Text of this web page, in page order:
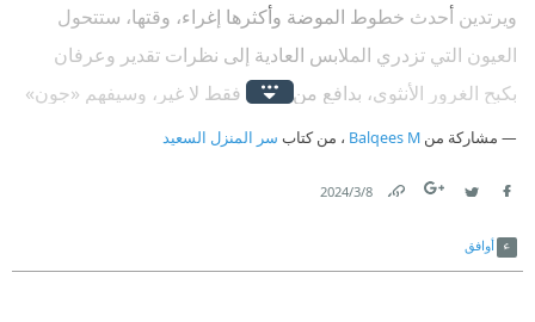
ويرتدين أحدث خطوط الموضة وأكثرها إغراء، وقتها، ستتحول
العيون التي تزدري الملابس العادية إلى نظرات تقدير وعرفان
بكبح الغرور الأنثوي، بدافع من الحب فقط لا غير، وسيفهم «جون»
أن الملابس العادية التي تستقبلها به زوجته أكبر دليل منها على
مشاركة من Balqees M ، من كتاب سر المنزل السعيد
8‏/3‏/2024
أوافق